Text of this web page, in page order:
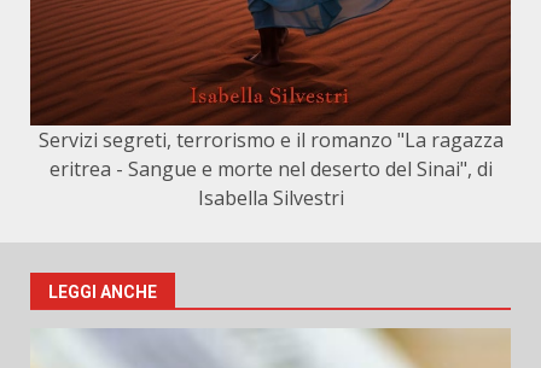
Servizi segreti, terrorismo e il romanzo "La ragazza
eritrea - Sangue e morte nel deserto del Sinai", di
Isabella Silvestri
LEGGI ANCHE